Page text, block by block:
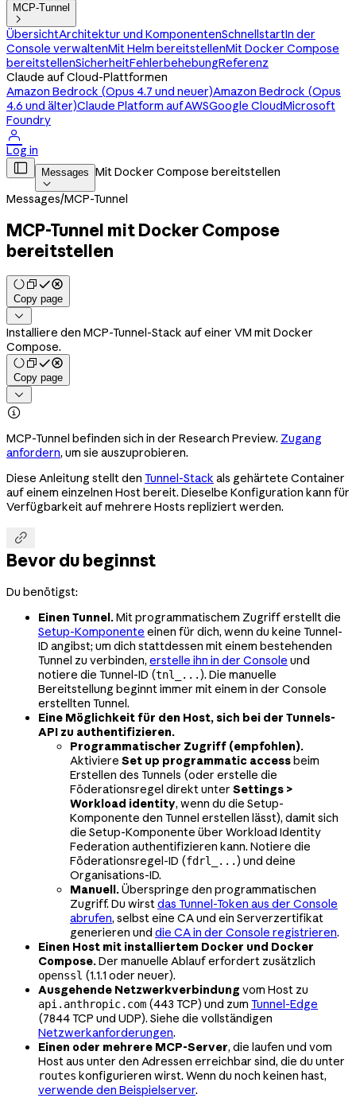
MCP-Tunnel

ÜbersichtArchitektur und KomponentenSchnellstartIn der
Console verwaltenMit Helm bereitstellenMit Docker Compose
bereitstellenSicherheitFehlerbehebungReferenz
Claude auf Cloud-Plattformen
Amazon Bedrock (Opus 4.7 und neuer)Amazon Bedrock (Opus
4.6 und älter)Claude Platform auf AWSGoogle CloudMicrosoft
Foundry

Log in
 Messages

Mit Docker Compose bereitstellen
Messages/MCP-Tunnel
MCP-Tunnel mit Docker Compose
bereitstellen
Copy page

Installiere den MCP-Tunnel-Stack auf einer VM mit Docker
Compose.
Copy page


MCP-Tunnel befinden sich in der Research Preview. Zugang
anfordern, um sie auszuprobieren.
Diese Anleitung stellt den Tunnel-Stack als gehärtete Container
auf einem einzelnen Host bereit. Dieselbe Konfiguration kann für
Verfügbarkeit auf mehrere Hosts repliziert werden.

Bevor du beginnst
Du benötigst:
Einen Tunnel.Mit programmatischem Zugriff erstellt die
Setup-Komponente einen für dich, wenn du keine Tunnel-
ID angibst; um dich stattdessen mit einem bestehenden
Tunnel zu verbinden, erstelle ihn in der Console und
notiere die Tunnel-ID (tnl_...). Die manuelle
Bereitstellung beginnt immer mit einem in der Console
erstellten Tunnel.
Eine Möglichkeit für den Host, sich bei der Tunnels-
API zu authentifizieren.
Programmatischer Zugriff (empfohlen).
Aktiviere Set up programmatic accessbeim
Erstellen des Tunnels (oder erstelle die
Föderationsregel direkt unter Settings >
Workload identity, wenn du die Setup-
Komponente den Tunnel erstellen lässt), damit sich
die Setup-Komponente über Workload Identity
Federation authentifizieren kann. Notiere die
Föderationsregel-ID (fdrl_...) und deine
Organisations-ID.
Manuell.Überspringe den programmatischen
Zugriff. Du wirstdas Tunnel-Token aus der Console
abrufen, selbst eine CA und ein Serverzertifikat
generieren und die CA in der Console registrieren.
Einen Host mit installiertem Docker und Docker
Compose.Der manuelle Ablauf erfordert zusätzlich
openssl (1.1.1 oder neuer).
Ausgehende Netzwerkverbindung vom Host zu
api.anthropic.com (443 TCP) und zum Tunnel-Edge
(7844 TCP und UDP). Siehe die vollständigen
Netzwerkanforderungen.
Einen oder mehrere MCP-Server, die laufen und vom
Host aus unter den Adressen erreichbar sind, die du unter
routes konfigurieren wirst. Wenn du noch keinen hast,
verwende den Beispielserver.